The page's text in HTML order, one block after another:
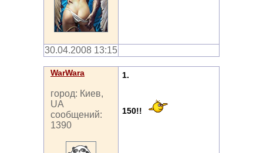
30.04.2008 13:15
WarWara
город: Киев,
UA
сообщений:
1390
1.
150!!